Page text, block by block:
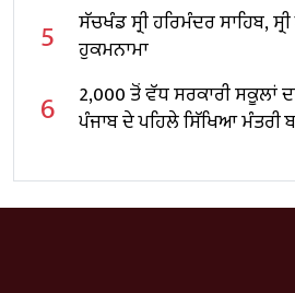
5
ਸੱਚਖੰਡ ਸ੍ਰੀ ਹਰਿਮੰਦਰ ਸਾਹਿਬ,
ਹੁਕਮਨਾਮਾ
6
2,000 ਤੋਂ ਵੱਧ ਸਰਕਾਰੀ ਸਕੂਲਾਂ
ਪੰਜਾਬ ਦੇ ਪਹਿਲੇ ਸਿੱਖਿਆ ਮੰਤਰੀ